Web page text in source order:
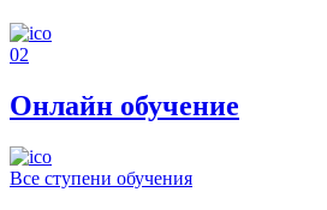
02
Онлайн обучение
Все ступени обучения